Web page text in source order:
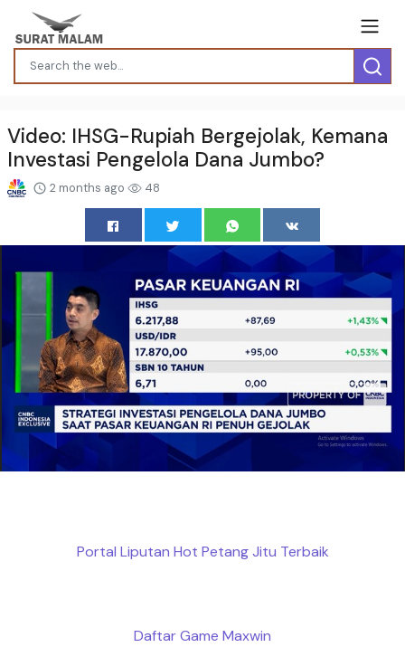
Video: IHSG-Rupiah Bergejolak, Kemana
Investasi Pengelola Dana Jumbo?
2 months ago 48
Portal Liputan Hot Petang Jitu Terbaik
Daftar Game Maxwin